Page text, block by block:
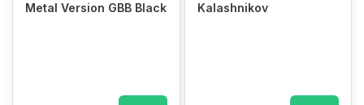
Metal Version GBB Black
Kalashnikov